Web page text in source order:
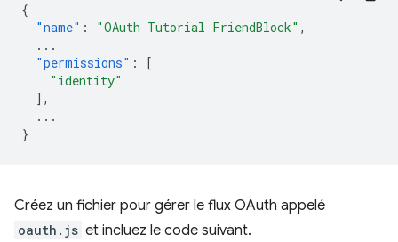
{
"name" : "OAuth Tutorial FriendBlock" ,
...
"permissions" :
[
"identity"
],
...
}
Créez un fichier pour gérer le flux OAuth appelé
oauth.js et incluez le code suivant.